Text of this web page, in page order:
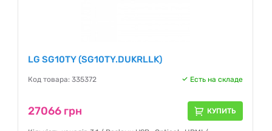
LG SG10TY (SG10TY.DUKRLLK)
Код товара: 335372 Есть на складе
27066 грн КУПИТЬ